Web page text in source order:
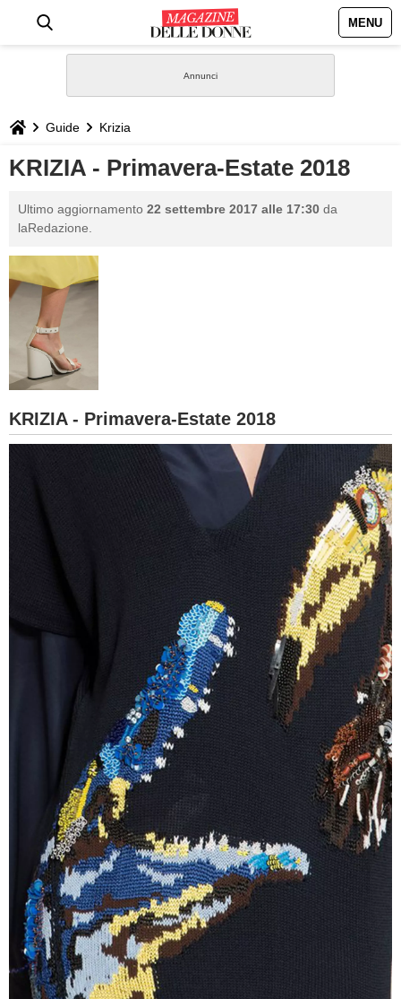
MENU
STILE
BIOGRAFIE
GASTRONOMIA
CAPELLI
SESSO
BAMBINO
Guide Krizia
KRIZIA - Primavera-Estate 2018
Ultimo aggiornamento 22 settembre 2017 alle 17:30 da
laRedazione.
KRIZIA - Primavera-Estate 2018